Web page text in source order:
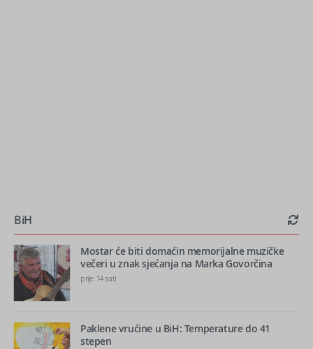
BiH
Mostar će biti domaćin memorijalne muzičke
večeri u znak sjećanja na Marka Govorčina
prije 14 sati
Paklene vrućine u BiH: Temperature do 41
stepen